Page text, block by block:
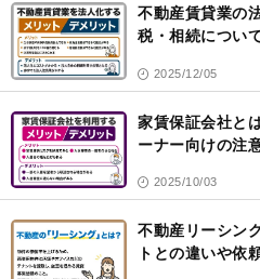
不動産賃貸業の
税・相続につい
2025/12/05
家賃保証会社と
ーナー向けの注
2025/10/03
不動産リーシン
トとの違いや依